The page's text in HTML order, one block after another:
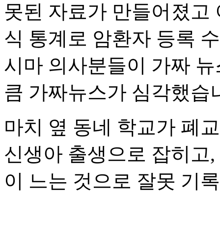
못된 자료가 만들어졌고
식 통계로 암환자 등록
시마 의사분들이 가짜
큼 가짜뉴스가 심각했습
마치 옆 동네 학교가 폐
신생아 출생으로 잡히고
이 느는 것으로 잘못 기